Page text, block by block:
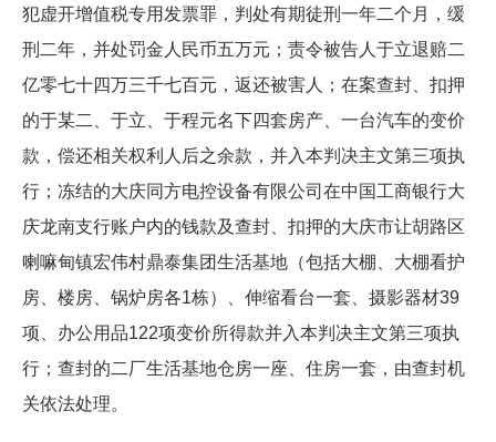
犯虚开增值税专用发票罪，判处有期徒刑一年二个月，缓
刑二年，并处罚金人民币五万元；责令被告人于立退赔二
亿零七十四万三千七百元，返还被害人；在案查封、扣押
的于某二、于立、于程元名下四套房产、一台汽车的变价
款，偿还相关权利人后之余款，并入本判决主文第三项执
行；冻结的大庆同方电控设备有限公司在中国工商银行大
庆龙南支行账户内的钱款及查封、扣押的大庆市让胡路区
喇嘛甸镇宏伟村鼎泰集团生活基地（包括大棚、大棚看护
房、楼房、锅炉房各1栋）、伸缩看台一套、摄影器材39
项、办公用品122项变价所得款并入本判决主文第三项执
行；查封的二厂生活基地仓房一座、住房一套，由查封机
关依法处理。